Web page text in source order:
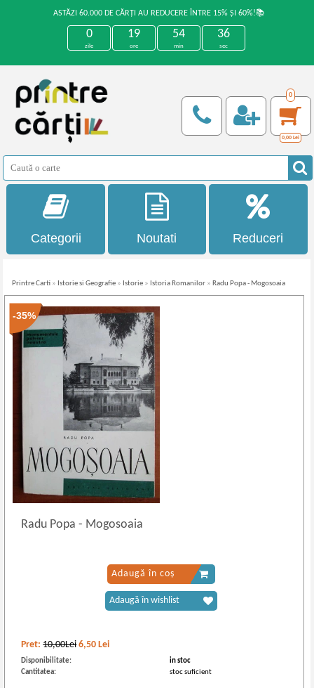
ASTĂZI 60.000 DE CĂRȚI AU REDUCERE ÎNTRE 15% ȘI 60%!📚
0
zile
19
ore
54
min
36
sec
0
0,00 Lei
Categorii Noutati Reduceri
Printre Carti » Istorie si Geografie » Istorie » Istoria Romanilor » Radu Popa - Mogosoaia
-35%
Radu Popa- Mogosoaia
Pret:10,00Lei 6,50 Lei
Disponibilitate:
in stoc
Cantitatea:
stoc suficient
Adaugă în coș
Adaugă în wishlist